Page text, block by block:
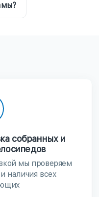
собранных и
мы проверяем
наличия всех